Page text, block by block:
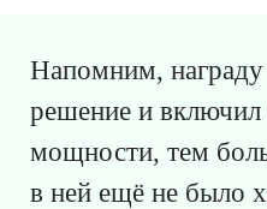
Напомним, награду
решение и
мощности, тем
в ней ещё не было